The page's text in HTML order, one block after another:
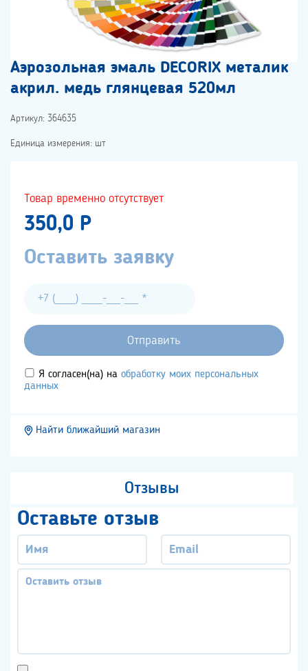
Аэрозольная эмаль DECORIX металик
акрил. медь глянцевая 520мл
Артикул: 364635
Единица измерения: шт
Товар временно отсутствует
350,0 P
Оставить заявку
Я согласен(на) на обработку моих персональных
данных
Найти ближайший магазин
Отзывы
Оставьте отзыв